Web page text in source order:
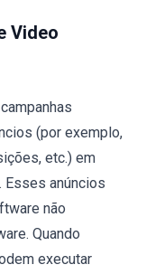
Video
(por exemplo,
etc.) em
anúncios
não
Quando
executar